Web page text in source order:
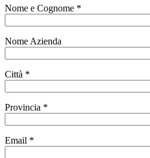
Nome e Cognome *
Nome Azienda
Città *
Provincia *
Email *